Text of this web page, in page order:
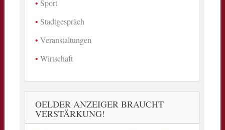
Sport
Stadtgespräch
Veranstaltungen
Wirtschaft
OELDER ANZEIGER BRAUCHT
VERSTÄRKUNG!